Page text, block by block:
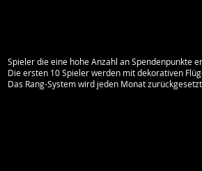
Spieler die eine hohe Anzahl an Spendenpunkte
Die ersten 10 Spieler werden mit dekorativen
Das Rang-System wird jeden Monat